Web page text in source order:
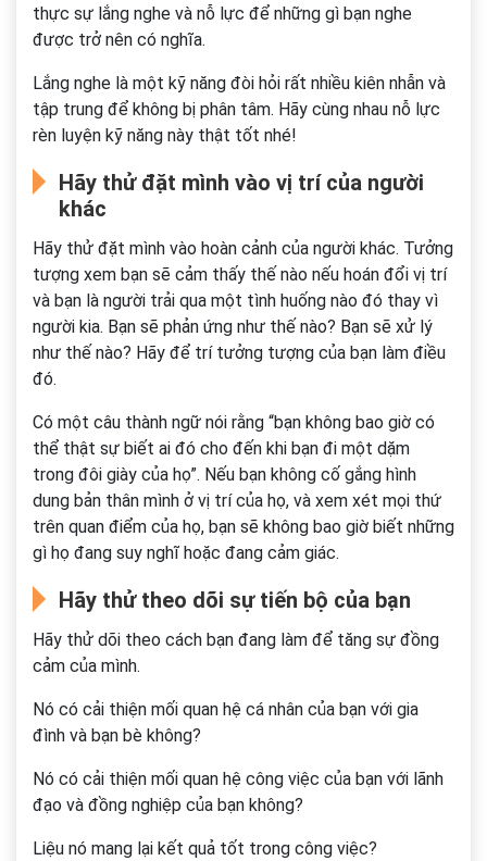
thực sự lắng nghe và nỗ lực để những gì bạn nghe
được trở nên có nghĩa.
Lắng nghe là một kỹ năng đòi hỏi rất nhiều kiên nhẫn và
tập trung để không bị phân tâm. Hãy cùng nhau nỗ lực
rèn luyện kỹ năng này thật tốt nhé!
Hãy thử đặt mình vào vị trí của người
khác
Hãy thử đặt mình vào hoàn cảnh của người khác. Tưởng
tượng xem bạn sẽ cảm thấy thế nào nếu hoán đổi vị trí
và bạn là người trải qua một tình huống nào đó thay vì
người kia. Bạn sẽ phản ứng như thế nào? Bạn sẽ xử lý
như thế nào? Hãy để trí tưởng tượng của bạn làm điều
đó.
Có một câu thành ngữ nói rằng “bạn không bao giờ có
thể thật sự biết ai đó cho đến khi bạn đi một dặm
trong đôi giày của họ”. Nếu bạn không cố gắng hình
dung bản thân mình ở vị trí của họ, và xem xét mọi thứ
trên quan điểm của họ, bạn sẽ không bao giờ biết những
gì họ đang suy nghĩ hoặc đang cảm giác.
Hãy thử theo dõi sự tiến bộ của bạn
Hãy thử dõi theo cách bạn đang làm để tăng sự đồng
cảm của mình.
Nó có cải thiện mối quan hệ cá nhân của bạn với gia
đình và bạn bè không?
Nó có cải thiện mối quan hệ công việc của bạn với lãnh
đạo và đồng nghiệp của bạn không?
Liệu nó mang lại kết quả tốt trong công việc?